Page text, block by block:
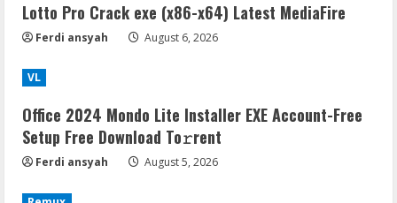
Lotto Pro Crack exe (x86-x64) Latest MediaFire
Ferdi ansyah August 6, 2026
VL
Office 2024 Mondo Lite Installer EXE Account-Free
Setup Frее Download To𝚛rent
Ferdi ansyah August 5, 2026